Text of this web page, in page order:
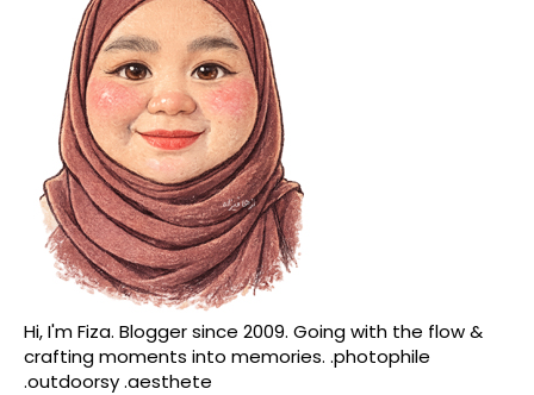
Hi, I'm Fiza. Blogger since 2009. Going with the flow &
crafting moments into memories. .photophile
.outdoorsy .aesthete